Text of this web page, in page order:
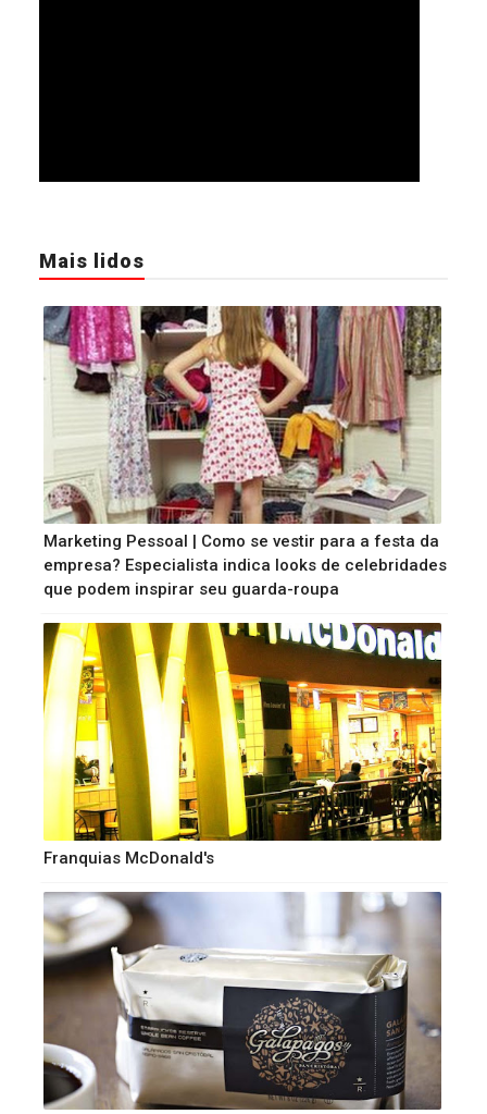
Mais lidos
Marketing Pessoal | Como se vestir para a festa da
empresa? Especialista indica looks de celebridades
que podem inspirar seu guarda-roupa
Franquias McDonald's